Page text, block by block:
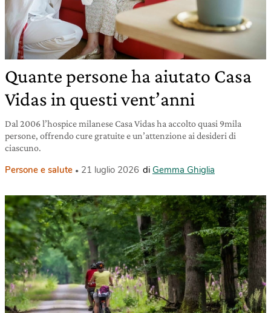
Quante persone ha aiutato Casa
Vidas in questi vent’anni
Dal 2006 l’hospice milanese Casa Vidas ha accolto quasi 9mila
persone, offrendo cure gratuite e un’attenzione ai desideri di
ciascuno.
Persone e salute 21 luglio 2026 di Gemma Ghiglia